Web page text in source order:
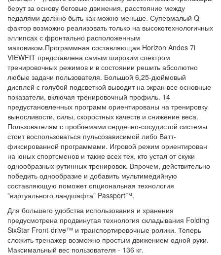
берут за основу беговые движения, расстояние между
педалями должно быть как можно меньше. Супермалый Q-
фактор возможно реализовать только на высокотехнологичных
эллипсах с фронтально расположенным
маховиком.Программная составляющая Horizon Andes 7i
VIEWFIT представлена самым широким спектром
тренировочных режимов и в состоянии решить абсолютно
любые задачи пользователя. Большой 6,25-дюймовый
дисплей с голубой подсветкой выводит на экран все основные
показатели, включая тренировочный профиль. 14
предустановленных программ ориентированы на тренировку
выносливости, силы, скоростных качеств и снижение веса.
Пользователям с проблемами сердечно-сосудистой системы
стоит воспользоваться пульсозависимой либо Ватт-
фиксированной программами. Игровой режим ориентирован
на юных спортсменов и также всех тех, кто устал от скуки
однообразных рутинных тренировок. Впрочем, действительно
победить однообразие и добавить мультимедийную
составляющую поможет опциональная технология
"виртуального ландшафта" Passport™.
Для большего удобства использования и хранения
предусмотрена продвинутая технология складывания Folding
SixStar Front-drive™ и транспортировочные ролики. Теперь
сложить тренажер возможно простым движением одной руки.
Максимальный вес пользователя - 136 кг.